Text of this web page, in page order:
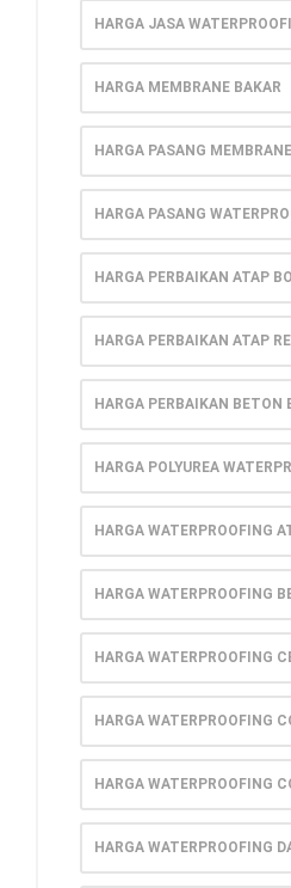
HARGA JASA
HARGA MEMBRANE BAKAR
HARGA PASANG
HARGA PASANG
HARGA PERBAIKAN ATAP
HARGA PERBAIKAN ATAP
HARGA PERBAIKAN BETON
HARGA POLYUREA
HARGA WATERPROOFING
HARGA WATERPROOFING
HARGA WATERPROOFING
HARGA WATERPROOFING
HARGA WATERPROOFING
HARGA WATERPROOFING